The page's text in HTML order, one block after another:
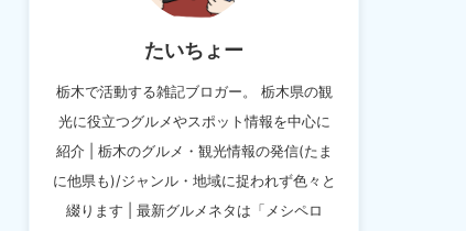
たいちょー
栃木で活動する雑記ブロガー。 栃木県の観
光に役立つグルメやスポット情報を中心に
紹介 | 栃木のグルメ・観光情報の発信(たま
に他県も)/ジャンル・地域に捉われず色々と
綴ります | 最新グルメネタは「メシペロ